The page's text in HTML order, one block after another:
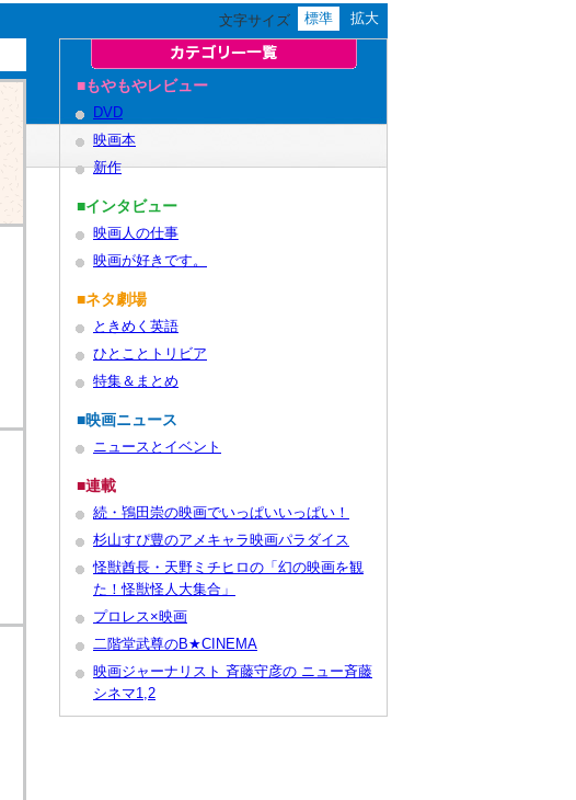
文字サイズ 標準 拡大
■もやもやレビュー
DVD
映画本
新作
■インタビュー
映画人の仕事
映画が好きです。
■ネタ劇場
ときめく英語
ひとことトリビア
特集＆まとめ
■映画ニュース
ニュースとイベント
■連載
続・鴇田崇の映画でいっぱいいっぱい！
杉山すぴ豊のアメキャラ映画パラダイス
怪獣酋長・天野ミチヒロの「幻の映画を観
た！怪獣怪人大集合」
プロレス×映画
二階堂武尊のB★CINEMA
映画ジャーナリスト 斉藤守彦の ニュー斉藤
シネマ1,2